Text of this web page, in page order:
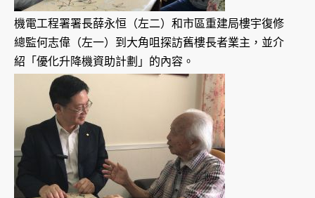
機電工程署署長薛永恒（左二）和市區重建局樓宇復修
總監何志偉（左一）到大角咀探訪舊樓長者業主，並介
紹「優化升降機資助計劃」的內容。